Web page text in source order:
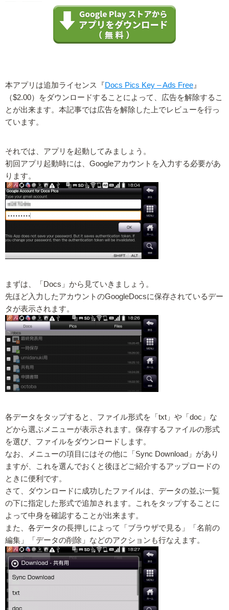
本アプリは追加ライセンス『Docs Pics Key – Ads Free』
（$2.00）をダウンロードすることによって、広告を解除するこ
とが出来ます。本記事では広告を解除した上でレビューを行っ
ています。
それでは、アプリを起動してみましょう。
初回アプリ起動時には、Googleアカウントを入力する必要があ
ります。
まずは、「Docs」から見ていきましょう。
先ほど入力したアカウントのGoogleDocsに保存されているデー
タが表示されます。
各データをタップすると、ファイル形式を「txt」や「doc」な
どから選ぶメニューが表示されます。保存するファイルの形式
を選び、ファイルをダウンロードします。
なお、メニューの項目にはその他に「Sync Download」があり
ますが、これを選んでおくと後ほどご紹介するアップロードの
ときに便利です。
さて、ダウンロードに成功したファイルは、データの並ぶ一覧
の下に指定した形式で追加されます。これをタップすることに
よって中身を確認することが出来ます。
また、各データの長押しによって「ブラウザで見る」「名前の
編集」「データの削除」などのアクションも行なえます。